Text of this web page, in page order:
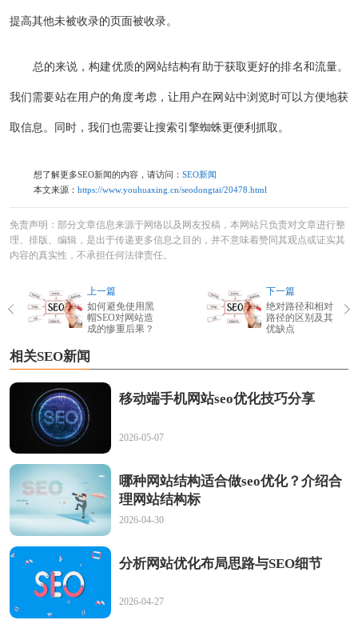
提高其他未被收录的页面被收录。
总的来说，构建优质的网站结构有助于获取更好的排名和流量。
我们需要站在用户的角度考虑，让用户在网站中浏览时可以方便地获
取信息。同时，我们也需要让搜索引擎蜘蛛更便利抓取。
想了解更多SEO新闻的内容，请访问： SEO新闻
本文来源： https://www.youhuaxing.cn/seodongtai/20478.html
免责声明：部分文章信息来源于网络以及网友投稿，本网站只负责对文章进行整
理、排版、编辑，是出于传递更多信息之目的，并不意味着赞同其观点或证实其
内容的真实性，不承担任何法律责任。
上一篇
如何避免使用黑
帽SEO对网站造
成的惨重后果？
下一篇
绝对路径和相对
路径的区别及其
优缺点
相关SEO新闻
移动端手机网站seo优化技巧分享
2026-05-07
哪种网站结构适合做seo优化？介绍合
理网站结构标
2026-04-30
分析网站优化布局思路与SEO细节
2026-04-27